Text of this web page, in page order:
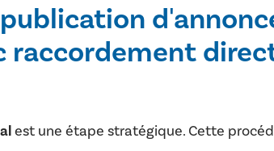
raccordement
est une étape stratégique. Cette